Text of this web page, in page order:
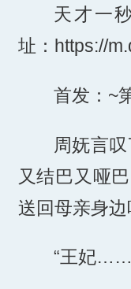
天才一
址：https://
首发：~
周妩言
又结巴又哑
送回母亲身边
“王妃